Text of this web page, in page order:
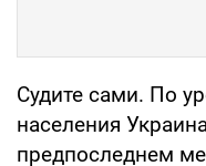
Судите сами. По
населения
предпоследнем